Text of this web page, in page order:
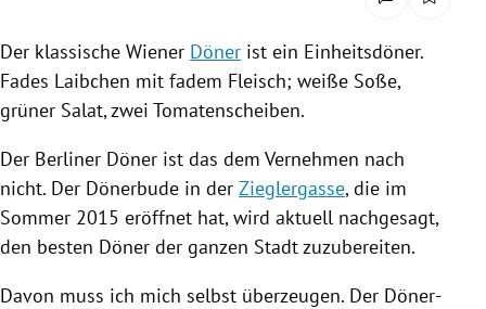
Untermenü
Untermenü
Untermenü
Untermenü
Der klassische Wiener Döner ist ein Einheitsdöner.
Fades Laibchen mit fadem Fleisch; weiße Soße,
grüner Salat, zwei Tomatenscheiben.
Der Berliner Döner ist das dem Vernehmen nach
nicht. Der Dönerbude in der Zieglergasse, die im
Sommer 2015 eröffnet hat, wird aktuell nachgesagt,
den besten Döner der ganzen Stadt zuzubereiten.
Davon muss ich mich selbst überzeugen. Der Döner-